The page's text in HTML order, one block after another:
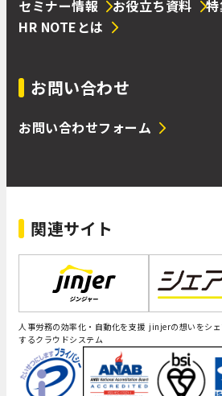
セミナー情報 お役立ち資料
HR NOTEとは
お問い合わせ
お問い合わせフォーム
関連サイト
人事労務の効率化・自動化を支援
するクラウドシステム
jinjerの想いをシ